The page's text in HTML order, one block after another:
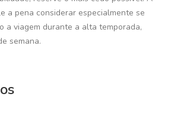
a pena considerar especialmente se
a viagem durante a alta temporada,
semana.